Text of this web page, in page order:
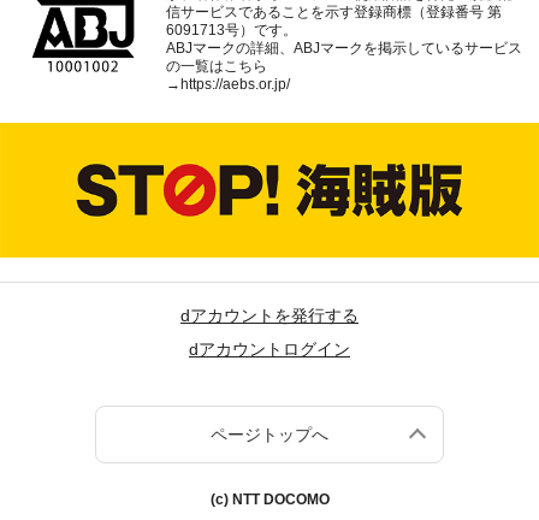
信サービスであることを示す登録商標（登録番号 第
6091713号）です。
ABJマークの詳細、ABJマークを掲示しているサービス
の一覧はこちら
→https://aebs.or.jp/
dアカウントを発行する
dアカウントログイン
ページトップへ
(c) NTT DOCOMO